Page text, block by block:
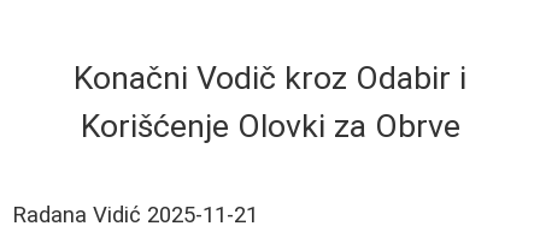
Konačni Vodič kroz Odabir i
Korišćenje Olovki za Obrve
Radana Vidić 2025-11-21